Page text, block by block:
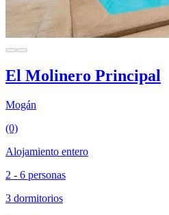
El Molinero Principal
Mogán
(0)
Alojamiento entero
2 - 6 personas
3 dormitorios